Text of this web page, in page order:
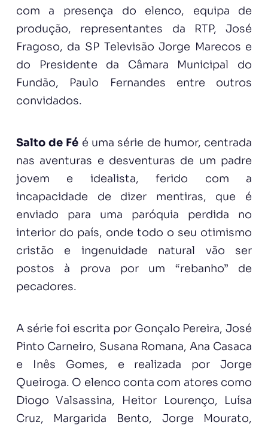
com a presença do elenco, equipa de
produção, representantes da RTP, José
Fragoso, da SP Televisão Jorge Marecos e
do Presidente da Câmara Municipal do
Fundão, Paulo Fernandes entre outros
convidados.
Salto de Fé é uma série de humor, centrada
nas aventuras e desventuras de um padre
jovem e idealista, ferido com a
incapacidade de dizer mentiras, que é
enviado para uma paróquia perdida no
interior do país, onde todo o seu otimismo
cristão e ingenuidade natural vão ser
postos à prova por um “rebanho” de
pecadores.
A série foi escrita por Gonçalo Pereira, José
Pinto Carneiro, Susana Romana, Ana Casaca
e Inês Gomes, e realizada por Jorge
Queiroga. O elenco conta com atores como
Diogo Valsassina, Heitor Lourenço, Luísa
Cruz, Margarida Bento, Jorge Mourato,